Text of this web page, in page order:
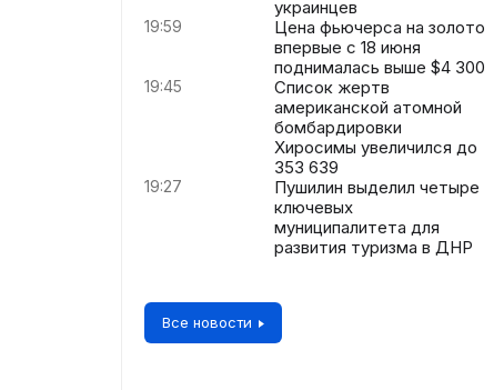
украинцев
19:59
Цена фьючерса на золото
впервые с 18 июня
поднималась выше $4 300
19:45
Список жертв
американской атомной
бомбардировки
Хиросимы увеличился до
353 639
19:27
Пушилин выделил четыре
ключевых
муниципалитета для
развития туризма в ДНР
Все новости